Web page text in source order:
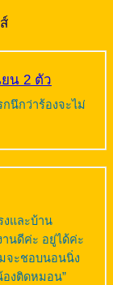
น 2 ตัว
นึกว่าร้องจะไม่
งและบ้าน
นดีค่ะ อยู่ได้ค่ะ
จะชอบนอนนิ่ง
องติดหมอน”